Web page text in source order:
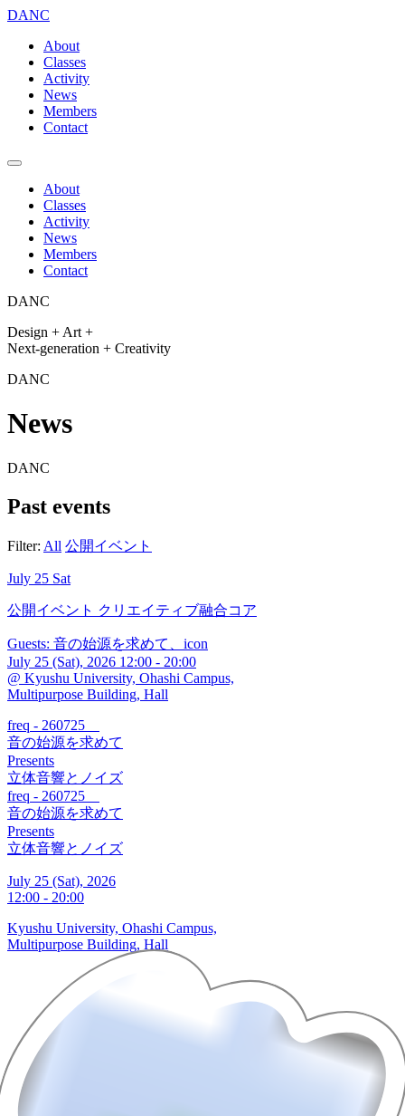
DANC
About
Classes
Activity
News
Members
Contact
About
Classes
Activity
News
Members
Contact
DANC
Design + Art +
Next-generation + Creativity
DANC
News
DANC
Past events
Filter: All 公開イベント
July 25 Sat
公開イベント クリエイティブ融合コア
Guests: 音の始源を求めて、icon
July 25 (Sat), 2026 12:00 - 20:00
@ Kyushu University, Ohashi Campus,
Multipurpose Building, Hall
freq - 260725
音の始源を求めて
Presents
立体音響とノイズ
freq - 260725
音の始源を求めて
Presents
立体音響とノイズ
July 25 (Sat), 2026
12:00 - 20:00
Kyushu University, Ohashi Campus,
Multipurpose Building, Hall